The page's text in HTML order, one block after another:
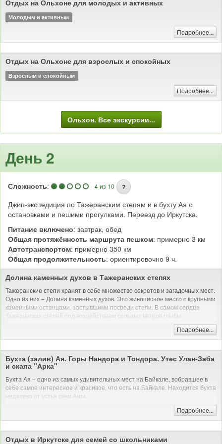
Отдых на Ольхоне для молодых и активных
Молодым и активным
Подробнее...
Отдых на Ольхоне для взрослых и спокойных
Взрослым и спокойным
Подробнее...
Ольхон. Все экскурсии...
День 2
Сложность: 4 из 10 ?
Джип-экспедиция по Тажеранским степям и в бухту Ая с
остановками и пешими прогулками. Переезд до Иркутска.
Питание включено: завтрак, обед
Общая протяжённость маршрута пешком: примерно 3 км
Автотранспортом: примерно 350 км
Общая продолжительность: ориентировочно 9 ч.
Долина каменных духов в Тажеранских степях
Тажеранские степи хранят в себе множество секретов и загадочных мест.
Одно из них – Долина каменных духов. Это живописное место с крупными
каменными останцами, застывшими посреди степи. В самом сердце
Тажеранских степей под воздействием сильных ветров глыбы
обветрились и сточились, приняв причудливые формы. Здесь можно
встретить медведицу с медвежонком, голову крокодила и даже сфинкса.
причине. Существует легенда о том, что жили в этой долине некогда два
очень могущественных шамана: белый и черный. И решили они
выяснить, кто сильнее из них и кому править этим миром. Началась
великая битва двух шаманов и их бесчисленных войск.
Поездка на Джипе
Подробнее...
Бухта (залив) Ая. Горы Нандора и Тондора. Утес Улан-Заба
и скала "Арка"
Бухта Ая – одно из самых удивительных мест на Байкале, вобравшее в
себе самое интересное и красивое, что есть на Байкале. Находится бухта
недалеко от устья реки Анги.
С эвенкийского «Ая» переводится как «красивый». И действительно, с
высоты скал здесь открывается чудесный вид на бескрайние просторы
Подробнее...
Отдых в Иркутске для семей со школьниками